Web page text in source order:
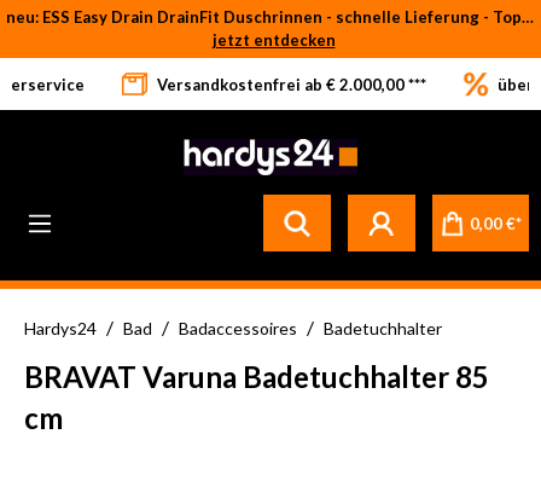
Zum Hauptinhalt springen
neu: ESS Easy Drain DrainFit Duschrinnen - schnelle Lieferung - Top-Preise
jetzt entdecken
Versandkostenfrei ab € 2.000,00 *** über
0,00 €*
Hardys24 / Bad / Badaccessoires / Badetuchhalter
BRAVAT Varuna Badetuchhalter 85
cm